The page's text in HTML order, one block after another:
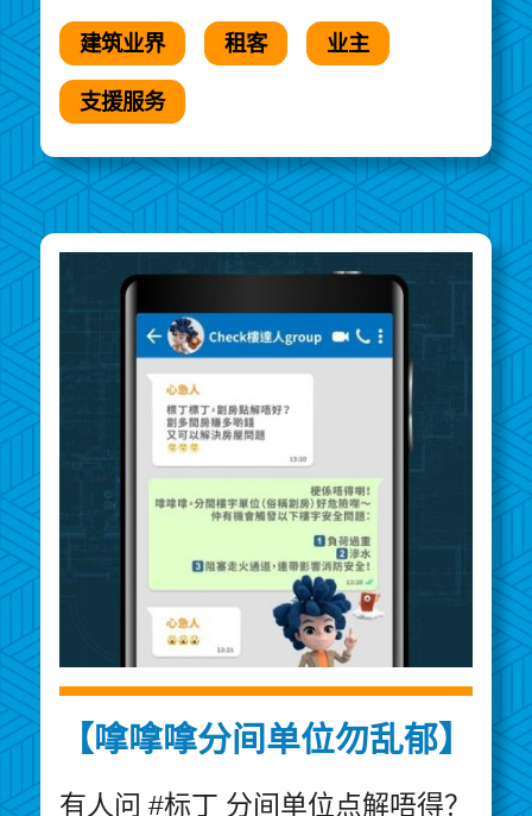
建筑业界 租客 业主
支援服务
【嗱嗱嗱分间单位勿乱郁】
有人问 #标丁 分间单位点解唔得？